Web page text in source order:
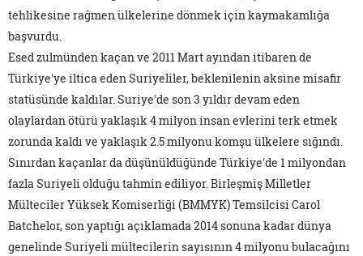
tehlikesine rağmen ülkelerine dönmek için kaymakamlığa
başvurdu.
Esed zulmünden kaçan ve 2011 Mart ayından itibaren de
Türkiye'ye iltica eden Suriyeliler, beklenilenin aksine misafir
statüsünde kaldılar. Suriye'de son 3 yıldır devam eden
olaylardan ötürü yaklaşık 4 milyon insan evlerini terk etmek
zorunda kaldı ve yaklaşık 2.5 milyonu komşu ülkelere sığındı.
Sınırdan kaçanlar da düşünüldüğünde Türkiye'de 1 milyondan
fazla Suriyeli olduğu tahmin ediliyor. Birleşmiş Milletler
Mülteciler Yüksek Komiserliği (BMMYK) Temsilcisi Carol
Batchelor, son yaptığı açıklamada 2014 sonuna kadar dünya
genelinde Suriyeli mültecilerin sayısının 4 milyonu bulacağını